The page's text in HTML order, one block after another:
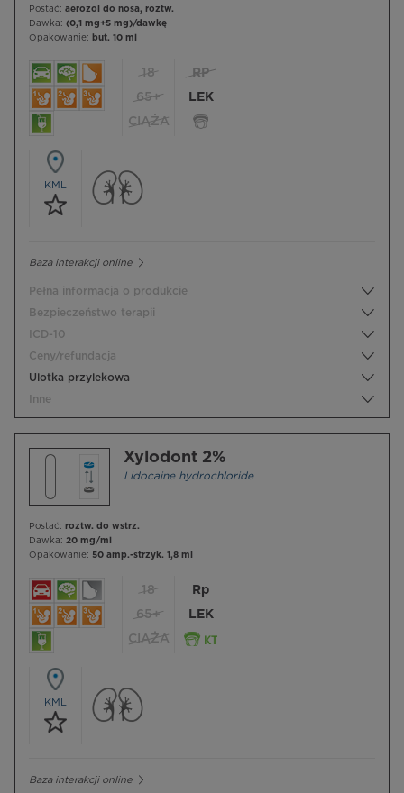
Postać: aerozol do nosa, roztw.
Dawka: (0,1 mg+5 mg)/dawkę
Opakowanie: but. 10 ml
18
65+
CIĄŻA
RP
LEK
KML
Baza interakcji online
Pełna informacja o produkcie
Bezpieczeństwo terapii
ICD-10
Ceny/refundacja
Ulotka przylekowa
Inne
Xylodont 2%
Lidocaine hydrochloride
Postać: roztw. do wstrz.
Dawka: 20 mg/ml
Opakowanie: 50 amp.-strzyk. 1,8 ml
18
65+
CIĄŻA
Rp
LEK
KML
Baza interakcji online